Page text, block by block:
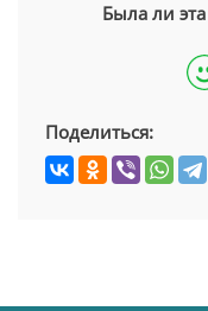
Была ли
Поделиться: